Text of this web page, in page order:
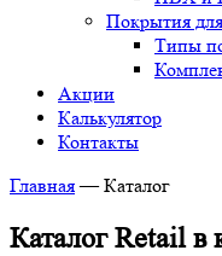
Покрытия
Типы
Акции
Калькулятор
Контакты
Главная — Каталог
Каталог Retail в